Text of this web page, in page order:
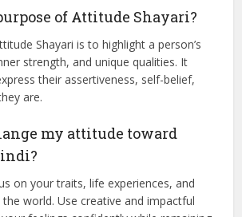
can be used for various emotions,
While some shayaris show
others may reflect how these
relationships, friendships, or love.
of Attitude Shayari?
Shayari is to highlight a person’s
their assertiveness, self-belief,
are.